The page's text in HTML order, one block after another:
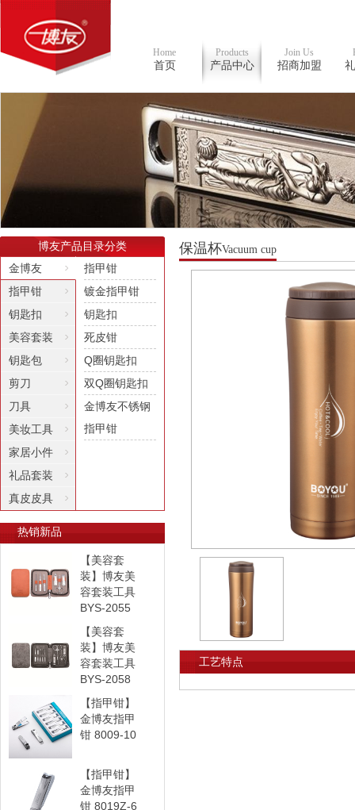
Home
首页
Products
产品中心
Join Us
招商加盟
博友产品目录分类
金博友
指甲钳
钥匙扣
美容套装
钥匙包
剪刀
刀具
美妆工具
家居小件
礼品套装
真皮皮具
指甲钳
镀金指甲钳
钥匙扣
死皮钳
Q圈钥匙扣
双Q圈钥匙扣
金博友不锈钢
指甲钳
热销新品
【美容套
装】博友美
容套装工具
BYS-2055
【美容套
装】博友美
容套装工具
BYS-2058
【指甲钳】
金博友指甲
钳 8009-10
【指甲钳】
金博友指甲
钳 8019Z-6
保温杯Vacuum cup
工艺特点